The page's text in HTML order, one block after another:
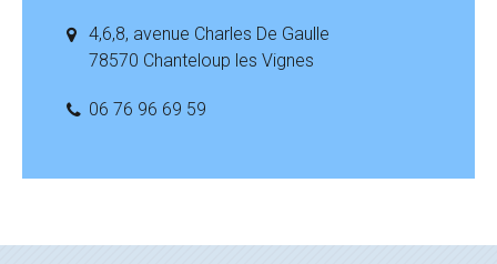
4,6,8, avenue Charles De Gaulle
78570 Chanteloup les Vignes
06 76 96 69 59